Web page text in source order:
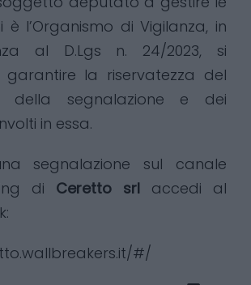
è l’Organismo di Vigilanza, in
al D.Lgs n. 24/2023, si
la riservatezza del
della segnalazione e dei
in essa.
segnalazione sul canale
di Ceretto srl accedi al
#/